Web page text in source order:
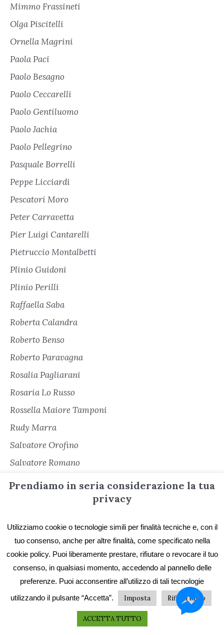
Mimmo Frassineti
Olga Piscitelli
Ornella Magrini
Paola Paci
Paolo Besagno
Paolo Ceccarelli
Paolo Gentiluomo
Paolo Jachia
Paolo Pellegrino
Pasquale Borrelli
Peppe Licciardi
Pescatori Moro
Peter Carravetta
Pier Luigi Cantarelli
Pietruccio Montalbetti
Plinio Guidoni
Plinio Perilli
Raffaella Saba
Roberta Calandra
Roberto Benso
Roberto Paravagna
Rosalia Pagliarani
Rosaria Lo Russo
Rossella Maiore Tamponi
Rudy Marra
Salvatore Orofino
Salvatore Romano
Sara Cacioli
Sergio Freschi
Sergio Secondiano Sacchi
Silvana Matarazzo
Simona Garbarino
Simone Soriani
Stefano De Franchi
Prendiamo in seria considerazione la tua
privacy
Utilizziamo cookie o tecnologie simili per finalità tecniche e, con il
tuo consenso, anche per altre finalità, come specificato nella
cookie policy. Puoi liberamente prestare, rifiutare o revocare il tuo
consenso, in qualsiasi momento, accedendo al pannello delle
preferenze. Puoi acconsentire all’utilizzo di tali tecnologie
utilizzando il pulsante “Accetta”.
Imposta Rifiuta tutto
ACCETTA TUTTO